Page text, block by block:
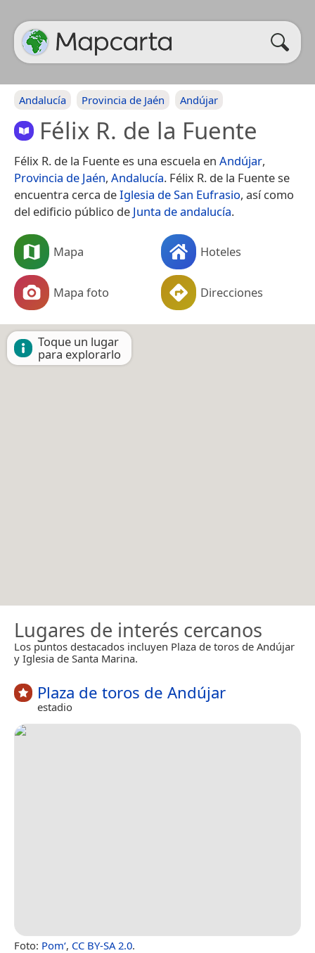
Andalucía Provincia de Jaén Andújar
Félix R. de la Fuente
Félix R. de la Fuente es una escuela en Andújar,
Provincia de Jaén, Andalucía. Félix R. de la Fuente se
encuentra cerca deIglesia de San Eufrasio, así como
del edificio público de Junta de andalucía.
Mapa Hoteles
Mapa foto Direcciones
Toque un lugar
para explorarlo
Lugares de interés cercanos
Los puntos destacados incluyen Plaza de toros de Andújar
y Iglesia de Santa Marina.
Plaza de toros de Andújar
estadio
Foto: Pom‘, CC BY-SA 2.0.